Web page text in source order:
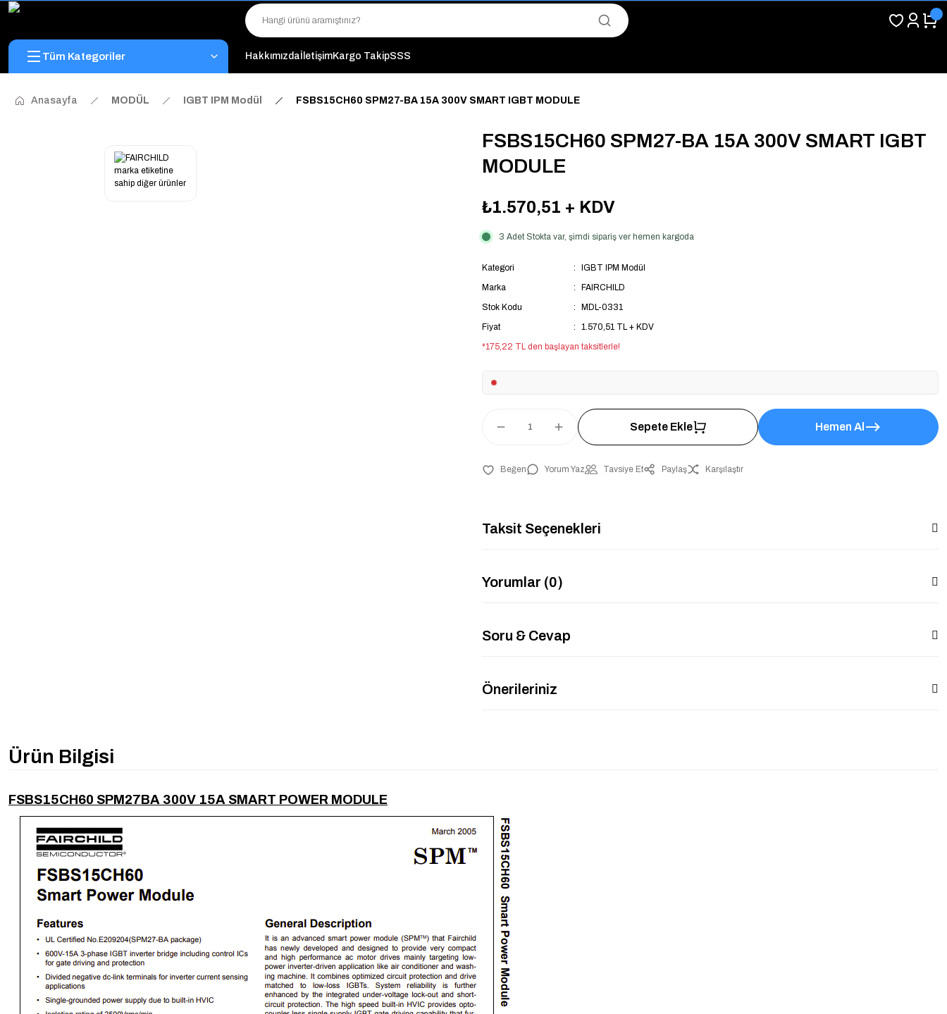
"Saat 14:00'a Kadar Verilen Siparişlerde Aynı Gün Kargo Avantajı!
"Binlerce Ürün Çeşitliliği ile Stoktan Hemen Teslim."
"Toptan Fiyatına Perakende Satış Avantajını Kaçırmayın!"
"Üyelere Özel: Stok Önceliği ve Proje Fiyatları."
Tüm Kategoriler HakkımızdaİletişimKargo TakipSSS
Anasayfa MODÜL IGBT IPM Modül FSBS15CH60 SPM27-BA 15A 300V SMART IGBT MODULE
FSBS15CH60 SPM27-BA 15A 300V SMART IGBT
MODULE
₺1.570,51 + KDV
3 Adet Stokta var, şimdi sipariş ver hemen kargoda
Kategori
IGBT IPM Modül
Marka
FAIRCHILD
Stok Kodu
MDL-0331
Fiyat
1.570,51 TL + KDV
*175,22 TL den başlayan taksitlerle!
Sepete Ekle Hemen Al
Yorum Yaz Tavsiye Et Paylaş Karşılaştır
Taksit Seçenekleri
Yorumlar (0)
Soru & Cevap
Önerileriniz
Ürün Bilgisi
FSBS15CH60 SPM27BA 300V 15A SMART POWER MODULE